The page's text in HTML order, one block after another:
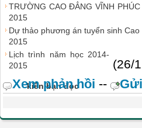
TRƯỜNG CAO ĐẲNG VĨNH PHÚC
2015
Dự thảo phương án tuyển sinh
2015
Lịch trình năm học 2014-
2015
(26/
kiến bạn đọc
Xem phản hồi --